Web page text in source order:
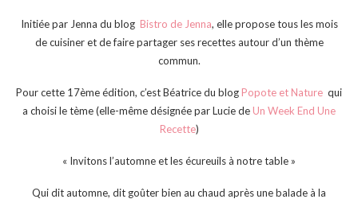
Initiée par Jenna du blog Bistro de Jenna, elle propose tous les mois
de cuisiner et de faire partager ses recettes autour d’un thème
commun.
Pour cette 17ème édition, c’est Béatrice du blog Popote et Nature qui
a choisi le tème (elle-même désignée par Lucie de Un Week End Une
Recette)
« Invitons l’automne et les écureuils à notre table »
Qui dit automne, dit goûter bien au chaud après une balade à la